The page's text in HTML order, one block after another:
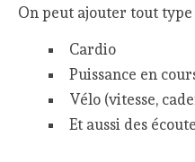
On peut ajouter tout
Cardio
Puissance en
Vélo (vitesse,
Et aussi des